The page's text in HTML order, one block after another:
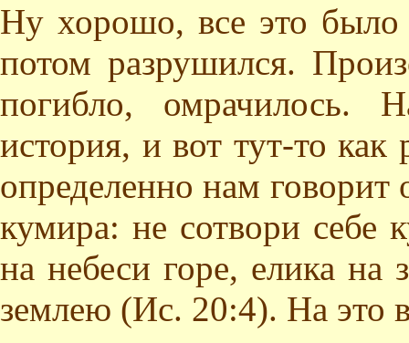
Ну хорошо, все это было
потом разрушился.
погибло, омрачилось.
история, и вот тут-то
определенно нам говорит
кумира: не сотвори себе
на небеси горе, елика на
землею (Ис. 20:4). На это